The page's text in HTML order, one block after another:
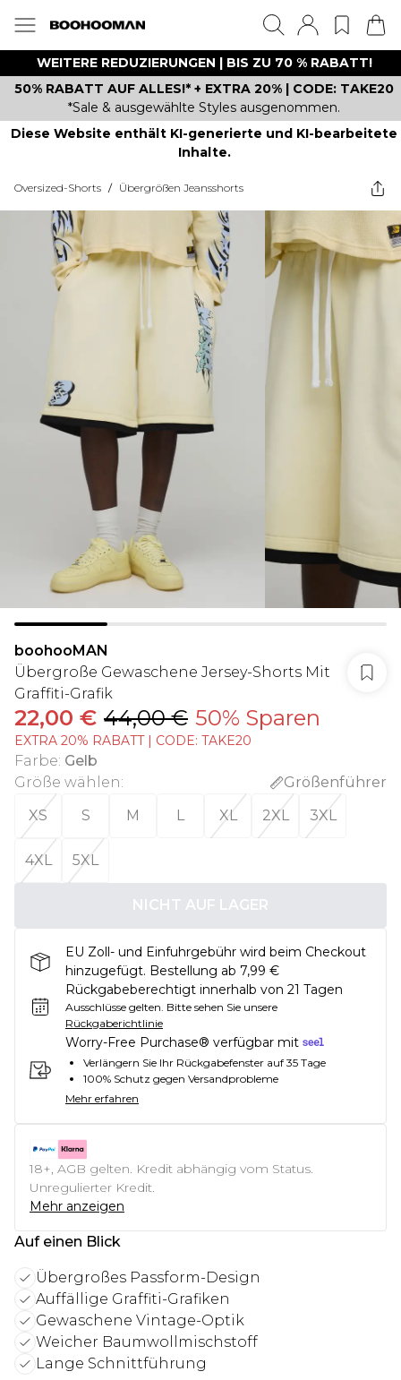
WEITERE REDUZIERUNGEN | BIS ZU 70 % RABATT!
50% RABATT AUF ALLES!* + EXTRA 20% | CODE: TAKE20
*Sale & ausgewählte Styles ausgenommen.
Diese Website enthält KI-generierte und KI-bearbeitete
Inhalte.
Oversized-Shorts / Übergrößen Jeansshorts
boohooMAN
Übergroße Gewaschene Jersey-Shorts Mit
Graffiti-Grafik
22,00 € 44,00 € 50% Sparen
EXTRA 20% RABATT | CODE: TAKE20
Farbe: Gelb
Größe wählen:
Größenführer
XS
S M L XL 2XL 3XL
4XL 5XL
NICHT AUF LAGER
EU Zoll- und Einfuhrgebühr wird beim Checkout
hinzugefügt. Bestellung ab 7,99 €
Rückgabeberechtigt innerhalb von 21 Tagen
Ausschlüsse gelten. Bitte sehen Sie unsere
Rückgaberichtlinie
Worry-Free Purchase® verfügbar mit
Verlängern Sie Ihr Rückgabefenster auf 35 Tage
100% Schutz gegen Versandprobleme
Mehr erfahren
18+, AGB gelten. Kredit abhängig vom Status.
Unregulierter Kredit.
Mehr anzeigen
Auf einen Blick
Übergroßes Passform-Design
Auffällige Graffiti-Grafiken
Gewaschene Vintage-Optik
Weicher Baumwollmischstoff
Lange Schnittführung